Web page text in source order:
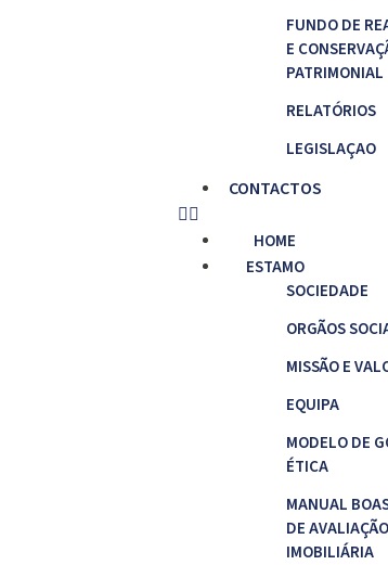
FUNDO DE
E
PATRIMONIAL
RELATÓRIOS
LEGISLAÇAO
CONTACTOS
HOME
ESTAMO
SOCIEDADE
ORGÃOS
MISSÃO E
EQUIPA
MODELO DE
ÉTICA
MANUAL
DE AVALIAÇÃO
IMOBILIÁRIA